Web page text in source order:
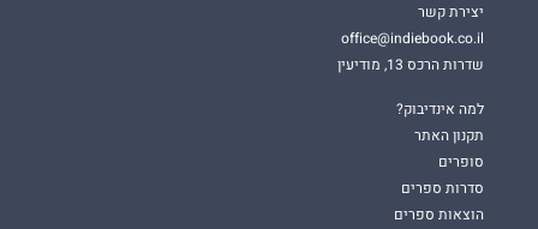
יצירת קשר
office@indiebook.co.il
שדרות הרכס 13, מודיעין
למה אינדיבוק?
תקנון האתר
סופרים
סדרות ספרים
הוצאות ספרים